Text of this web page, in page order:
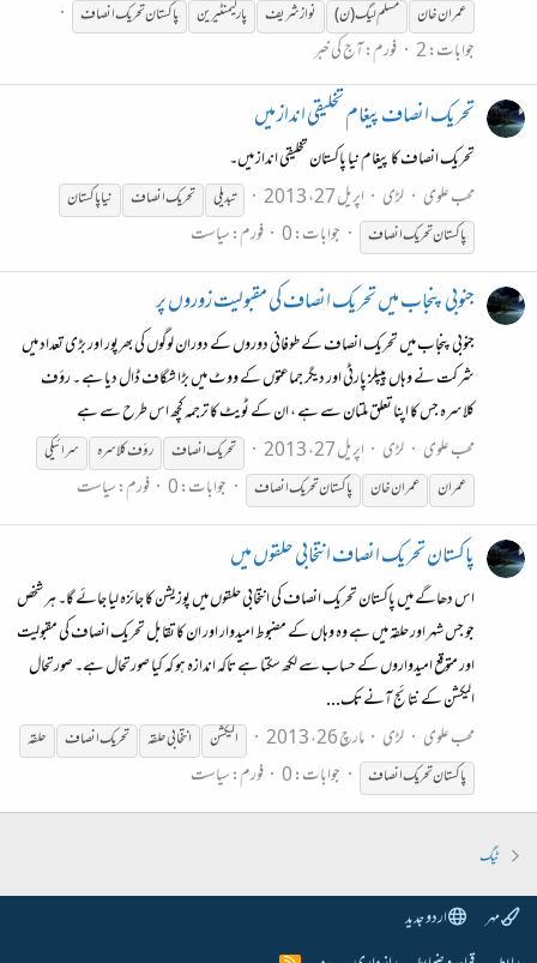
عمران خان
مسلم لیگ (ن) نوازشریف پارلیمنٹیرین پاکستانتحریکانصاف
جوابات: 2 فورم:آج کی خبر
تحریک انصاف پیغام تخلیقی انداز میں
تحریک انصاف کا پیغام نیا پاکستان تخلیقی انداز میں۔
محب علوی
لڑی اپریل 27، 2013 تبدیلی تحریکانصاف نیاپاکستان
پاکستانتحریکانصاف جوابات: 0 فورم:سیاست
جنوبی پنجاب میں تحریک انصاف کی مقبولیت زوروں پر
جنوبی پنجاب میں تحریک انصاف کے طوفانی دوروں کے دوران لوگوں کی بھرپور اور بڑی تعداد میں
شرکت نے وہاں پیپلز پارٹی اور دیگر جماعتوں کے ووٹ میں بڑا شگاف ڈال دیا ہے ۔ رؤف
کلاسرہ جس کا اپنا تعلق ملتان سے ہے ، ان کے ٹویٹ کا ترجمہ کچھ اس طرح سے ہے
محب علوی
لڑی اپریل 27، 2013 تحریکانصاف رؤف کلاسرہ
سرائیکی
عمران
عمران خان پاکستانتحریکانصاف جوابات: 0 فورم:سیاست
پاکستان تحریک انصاف انتخابی حلقوں میں
اس دھاگے میں پاکستان تحریک انصاف کی انتخابی حلقوں میں پوزیشن کا جائزہ لیا جائے گا۔ ہر شخص
جو جس شہر اور حلقہ میں ہے وہ وہاں کے مضبوط امیدوار اور ان کا تقابل تحریک انصاف کی مقبولیت
اور متوقع امیدواروں کے حساب سے لکھ سکتا ہے تاکہ اندازہ ہو کہ کیا صورتحال ہے۔ صورتحال
الیکشن کے نتائج آنے تک...
محب علوی
لڑی مارچ 26، 2013 الیکشن انتخابی حلقہ تحریکانصاف
حلقہ
پاکستانتحریکانصاف جوابات: 0 فورم:سیاست
ٹیگ
مہر
اردو جدید